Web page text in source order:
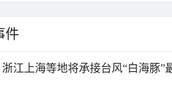
件
浙江上海等地将承接台风“白海豚”